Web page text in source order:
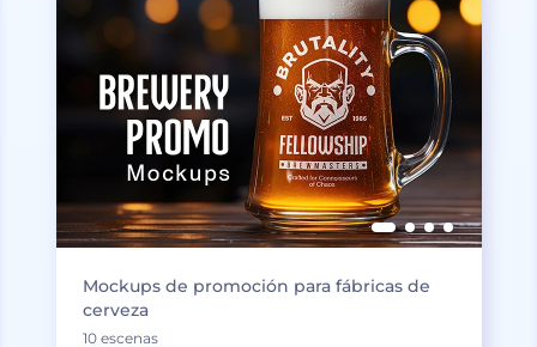
Mockups de promoción para fábricas de
cerveza
10 escenas